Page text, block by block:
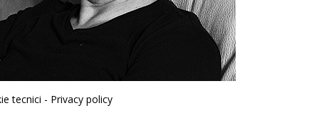
tecnici - Privacy policy